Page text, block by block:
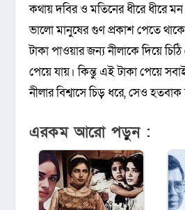
কথায় দবির ও মতিনের ধীরে ধীরে
ভালো মানুষের গুণ প্রকাশ পেতে
টাকা পাওয়ার জন্য নীলাকে দিয়ে
পেয়ে যায়। কিন্তু এই টাকা পেয়ে
নীলার বিশ্বাসে চিড় ধরে, সেও
এরকম আরো পড়ুন :